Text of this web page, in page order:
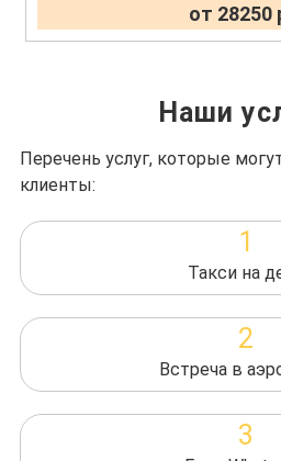
от 28250
Наши
Перечень услуг, которые
клиенты:
1
Такси на
2
Встреча в
3